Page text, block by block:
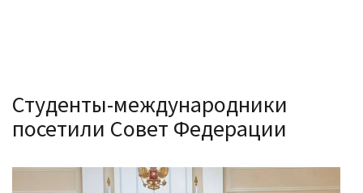
Студенты-международники
посетили Совет Федерации